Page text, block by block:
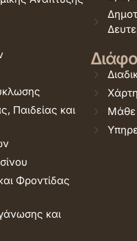
Παιδείας και
Φροντίδας
και
Μάθε